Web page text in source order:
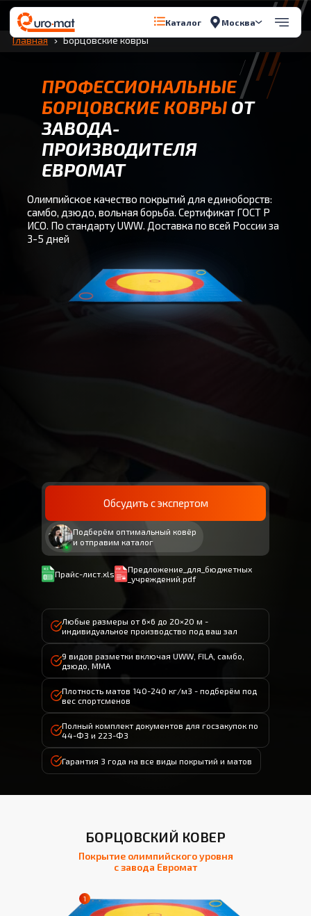
Каталог Москва
Перейти к содержимому
Главная Борцовские ковры
ПРОФЕССИОНАЛЬНЫЕ
БОРЦОВСКИЕ КОВРЫ ОТ
ЗАВОДА-
ПРОИЗВОДИТЕЛЯ
ЕВРОМАТ
Олимпийское качество покрытий для единоборств:
самбо, дзюдо, вольная борьба. Сертификат ГОСТ Р
ИСО. По стандарту UWW. Доставка по всей России за
3-5 дней
Обсудить с экспертом
Подберём оптимальный ковёр
и отправим каталог
Предложение_для_бюджетных
_учреждений.pdf
Прайс-лист.xls
Любые размеры от 6×6 до 20×20 м -
индивидуальное производство под ваш зал
9 видов разметки включая UWW, FILA, самбо,
дзюдо, ММА
Плотность матов 140-240 кг/м3 - подберём под
вес спортсменов
Полный комплект документов для госзакупок по
44-ФЗ и 223-ФЗ
Гарантия 3 года на все виды покрытий и матов
БОРЦОВСКИЙ КОВЕР
Покрытие олимпийского уровня
с завода Евромат